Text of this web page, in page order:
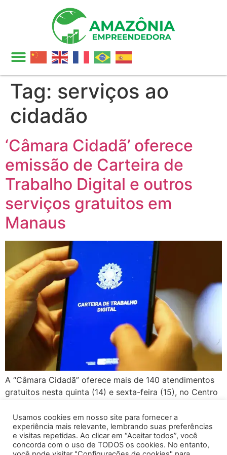
Tag: serviços ao
cidadão
‘Câmara Cidadã’ oferece
emissão de Carteira de
Trabalho Digital e outros
serviços gratuitos em
Manaus
A “Câmara Cidadã” oferece mais de 140 atendimentos
gratuitos nesta quinta (14) e sexta-feira (15), no Centro
Nova, Zona Norte de Manaus. Emissão de Carteira de
Trabalho Digital está entre os serviços ofertados. Os
atendimentos ocorrem das 8h às 16h. A programação
Usamos cookies em nosso site para fornecer a
experiência mais relevante, lembrando suas preferências
e visitas repetidas. Ao clicar em “Aceitar todos”, você
concorda com o uso de TODOS os cookies. No entanto,